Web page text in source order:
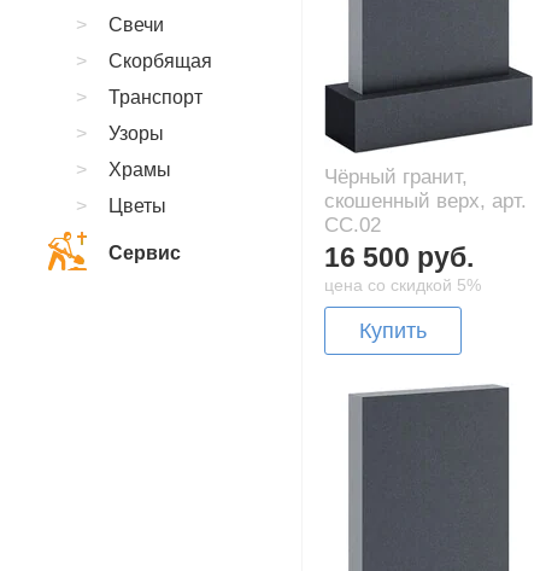
Чёрный гранит,
скошенный верх, арт.
CC.02
16 500 руб.
цена со скидкой 5%
Купить
Свечи
Скорбящая
Транспорт
Узоры
Храмы
Цветы
Сервис